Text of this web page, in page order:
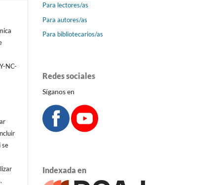
NC-
se
Para lectores/as
Para autores/as
Para bibliotecarios/as
Redes sociales
Síganos en
Indexada en